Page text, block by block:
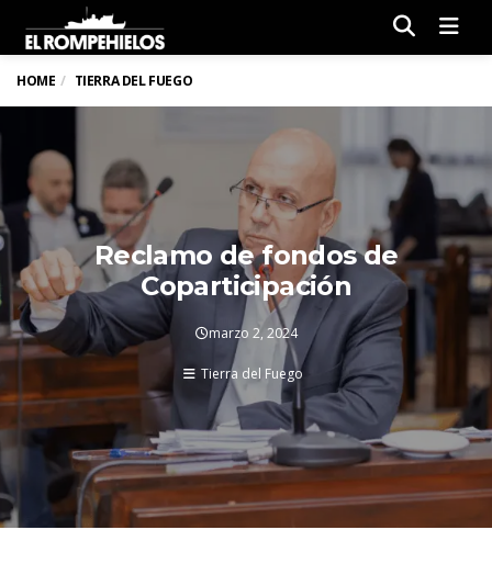
HOME TIERRA DEL FUEGO
Reclamo de fondos de
Coparticipación
marzo 2, 2024
Tierra del Fuego